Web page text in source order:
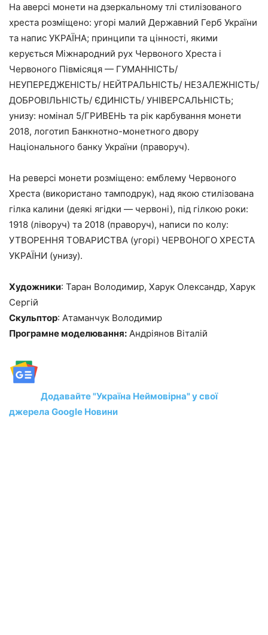
На аверсі монети на дзеркальному тлі стилізованого
хреста розміщено: угорі малий Державний Герб України
та напис УКРАЇНА; принципи та цінності, якими
керується Міжнародний рух Червоного Хреста і
Червоного Півмісяця — ГУМАННІСТЬ/
НЕУПЕРЕДЖЕНІСТЬ/ НЕЙТРАЛЬНІСТЬ/ НЕЗАЛЕЖНІСТЬ/
ДОБРОВІЛЬНІСТЬ/ ЄДИНІСТЬ/ УНІВЕРСАЛЬНІСТЬ;
унизу: номінал 5/ГРИВЕНЬ та рік карбування монети
2018, логотип Банкнотно-монетного двору
Національного банку України (праворуч).
На реверсі монети розміщено: емблему Червоного
Хреста (використано тамподрук), над якою стилізована
гілка калини (деякі ягідки — червоні), під гілкою роки:
1918 (ліворуч) та 2018 (праворуч), написи по колу:
УТВОРЕННЯ ТОВАРИСТВА (угорі) ЧЕРВОНОГО ХРЕСТА
УКРАЇНИ (унизу).
Художники: Таран Володимир, Харук Олександр, Харук
Сергій
Скульптор: Атаманчук Володимир
Програмне моделювання: Андріянов Віталій
Додавайте "Україна Неймовірна" у свої
джерела Google Новини